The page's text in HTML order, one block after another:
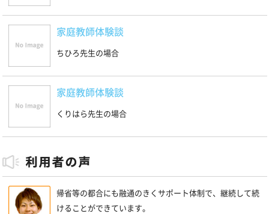
家庭教師体験談
ちひろ先生の場合
家庭教師体験談
くりはら先生の場合
帰省等の都合にも融通のきくサポート体制で、継続して続
けることができています。